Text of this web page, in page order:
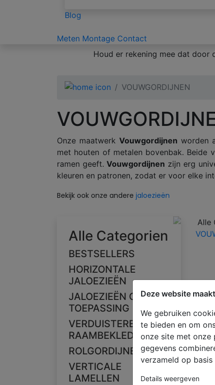
Deze website
We gebruiken
te bieden en om
onze site met onze
gegevens
verzameld op
Details weergeven
Blog
Meten Montage Contact
Houd er rekening mee dat door
VOUWGORDIJNEN
Onze maatwerk Vouwgordijnen worden
met houten of metalen bovenbak. Beide
ramen geeft.Vouwgordijnen zijn erg
kleuren en patronen, zodat er voor elke
Bekijk ook onze andere jaloezieën
Alle Categorien
BESTSELLERS
HORIZONTALE
JALOEZIEËN
JALOEZIEËN OP
TOEPASSING
VERDUISTERENDE
RAAMBEKLEDING
ROLGORDIJNEN
VERTICALE
LAMELLEN
Alle